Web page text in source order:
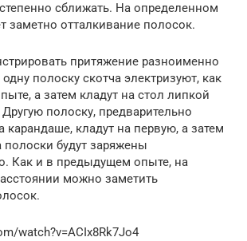
сближать. На определенном
заметно отталкивание полосок.
притяжение разноименно
полоску скотча электризуют, как
а затем кладут на стол липкой
полоску, предварительно
карандаше, кладут на первую, а затем
будут заряжены
Как и в предыдущем опыте, на
можно заметить
watch?v=ACIx8Rk7Jo4